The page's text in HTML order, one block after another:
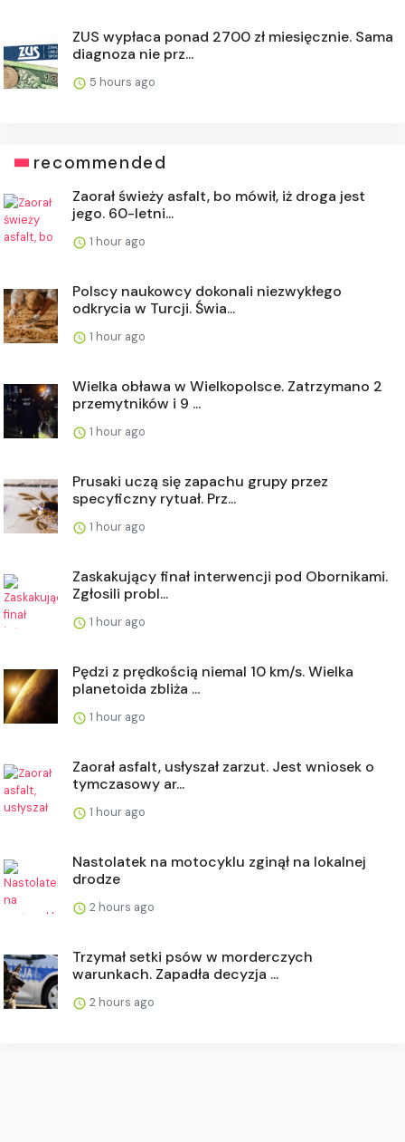
ZUS wypłaca ponad 2700 zł miesięcznie. Sama
diagnoza nie prz...
5 hours ago
recommended
Zaorał świeży asfalt, bo mówił, iż droga jest
jego. 60-letni...
1 hour ago
Polscy naukowcy dokonali niezwykłego
odkrycia w Turcji. Świa...
1 hour ago
Wielka obława w Wielkopolsce. Zatrzymano 2
przemytników i 9 ...
1 hour ago
Prusaki uczą się zapachu grupy przez
specyficzny rytuał. Prz...
1 hour ago
Zaskakujący finał interwencji pod Obornikami.
Zgłosili probl...
1 hour ago
Pędzi z prędkością niemal 10 km/s. Wielka
planetoida zbliża ...
1 hour ago
Zaorał asfalt, usłyszał zarzut. Jest wniosek o
tymczasowy ar...
1 hour ago
Nastolatek na motocyklu zginął na lokalnej
drodze
2 hours ago
Trzymał setki psów w morderczych
warunkach. Zapadła decyzja ...
2 hours ago